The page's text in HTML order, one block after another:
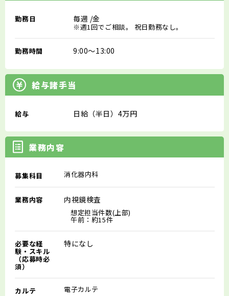
勤務日 毎週 /金
※週1回でご相談。 祝日勤務なし。
勤務時間 9:00～13:00
給与諸手当
給与 日給（半日）4万円
業務内容
募集科目 消化器内科
業務内容 内視鏡検査
想定担当件数(上部)
午前：約15件
必要な経
験・スキル
（応募時必
須）
特になし
カルテ 電子カルテ